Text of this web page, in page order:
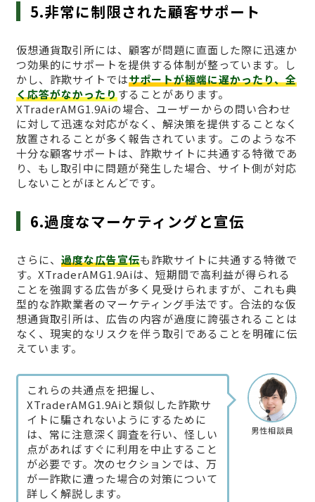
5.非常に制限された顧客サポート
仮想通貨取引所には、顧客が問題に直面した際に迅速か
つ効果的にサポートを提供する体制が整っています。し
かし、詐欺サイトではサポートが極端に遅かったり、全
く応答がなかったりすることがあります。
XTraderAMG1.9Aiの場合、ユーザーからの問い合わせ
に対して迅速な対応がなく、解決策を提供することなく
放置されることが多く報告されています。このような不
十分な顧客サポートは、詐欺サイトに共通する特徴であ
り、もし取引中に問題が発生した場合、サイト側が対応
しないことがほとんどです。
6.過度なマーケティングと宣伝
さらに、 過度な広告宣伝も詐欺サイトに共通する特徴で
す。XTraderAMG1.9Aiは、短期間で高利益が得られる
ことを強調する広告が多く見受けられますが、これも典
型的な詐欺業者のマーケティング手法です。合法的な仮
想通貨取引所は、広告の内容が過度に誇張されることは
なく、現実的なリスクを伴う取引であることを明確に伝
えています。
男性相談員
これらの共通点を把握し、
XTraderAMG1.9Aiと類似した詐欺サ
イトに騙されないようにするために
は、常に注意深く調査を行い、怪しい
点があればすぐに利用を中止すること
が必要です。次のセクションでは、万
が一詐欺に遭った場合の対策について
詳しく解説します。